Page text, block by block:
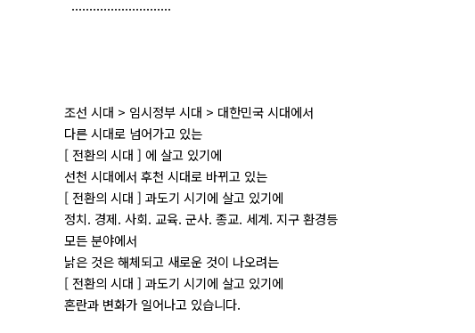
............................
조선 시대 > 임시정부 시대 > 대한민국 시대에서
다른 시대로 넘어가고 있는
[ 전환의 시대 ] 에 살고 있기에
선천 시대에서 후천 시대로 바뀌고 있는
[ 전환의 시대 ] 과도기 시기에 살고 있기에
정치. 경제. 사회. 교육. 군사. 종교. 세계. 지구 환경등
모든 분야에서
낡은 것은 해체되고 새로운 것이 나오려는
[ 전환의 시대 ] 과도기 시기에 살고 있기에
혼란과 변화가 일어나고 있습니다.